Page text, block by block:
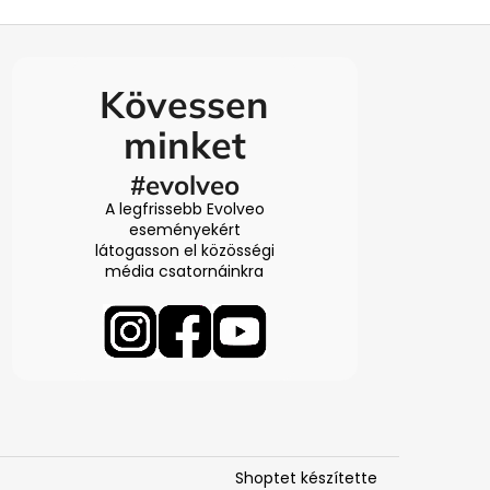
Kövessen
minket
#evolveo
A legfrissebb Evolveo
eseményekért
látogasson el közösségi
média csatornáinkra
Shoptet készítette